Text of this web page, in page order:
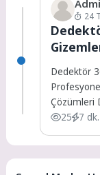
24
Dedektör
Çözümleri
25
7 dk.